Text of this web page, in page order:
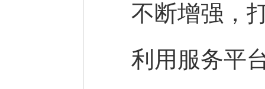
不断增强，
利用服务平